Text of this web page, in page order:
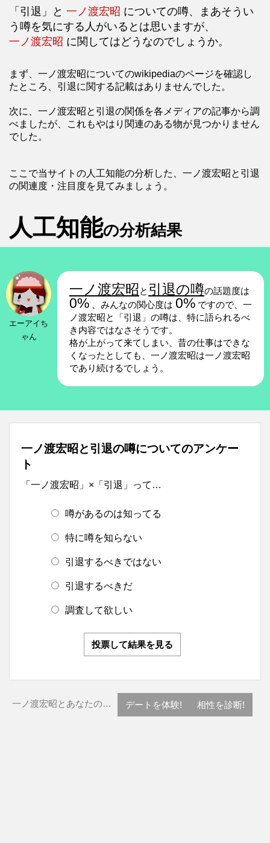
「引退」と 一ノ渡宏昭 についての噂、まあそうい
う噂を気にする人がいるとは思いますが、
一ノ渡宏昭 に関してはどうなのでしょうか。
まず、一ノ渡宏昭についてのwikipediaのページを確認し
たところ、引退に関する記載はありませんでした。
次に、一ノ渡宏昭と引退の関係を各メディアの記事から調
べましたが、これもやはり関連のある物が見つかりません
でした。
ここで当サイトの人工知能の分析した、一ノ渡宏昭と引退
の関連度・注目度を見てみましょう。
人工知能の分析結果
エーアイち
ゃん
一ノ渡宏昭と 引退の噂の話題度は
0% 、みんなの関心度は 0% ですので、一
ノ渡宏昭と「引退」の噂は、特に語られるべ
き内容ではなさそうです。
格が上がって来てしまい、昔の仕事はできな
くなったとしても、一ノ渡宏昭は一ノ渡宏昭
であり続けるでしょう。
一ノ渡宏昭と引退の噂についてのアンケー
ト
「一ノ渡宏昭」×「引退」って…
噂があるのは知ってる
特に噂を知らない
引退するべきではない
引退するべきだ
調査して欲しい
投票して結果を見る
一ノ渡宏昭とあなたの… デートを体験! 相性を診断!